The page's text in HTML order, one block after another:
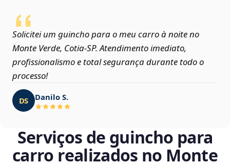
Solicitei um guincho para o meu carro à noite no
Monte Verde, Cotia‑SP. Atendimento imediato,
profissionalismo e total segurança durante todo o
processo!
DS Danilo S.
Serviços de guincho para
carro realizados no Monte